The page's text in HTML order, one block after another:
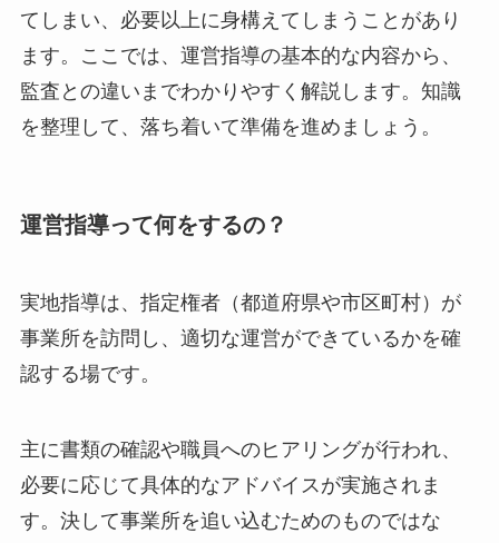
てしまい、必要以上に身構えてしまうことがあり
ます。ここでは、運営指導の基本的な内容から、
監査との違いまでわかりやすく解説します。知識
を整理して、落ち着いて準備を進めましょう。
運営指導って何をするの？
実地指導は、指定権者（都道府県や市区町村）が
事業所を訪問し、適切な運営ができているかを確
認する場です。
主に書類の確認や職員へのヒアリングが行われ、
必要に応じて具体的なアドバイスが実施されま
す。決して事業所を追い込むためのものではな